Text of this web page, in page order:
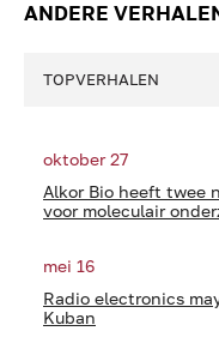
ANDERE
TOPVERHALEN
oktober 27
Alkor Bio heeft twee
voor moleculair
mei 16
Radio electronics
Kuban